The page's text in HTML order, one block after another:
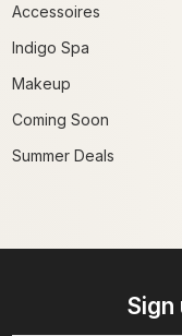
Accessoires
Indigo Spa
Makeup
Coming Soon
Summer Deals